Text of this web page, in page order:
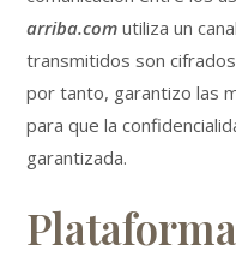
arriba.com utiliza un
transmitidos son
por tanto, garantizo las
para que la
garantizada.